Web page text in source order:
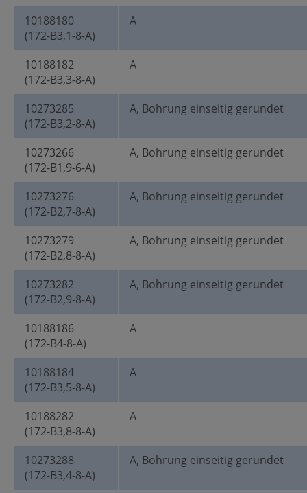
10188180
(172-B3,1-8-A)
A
10188182
(172-B3,3-8-A)
A
10273285
(172-B3,2-8-A)
A, Bohrung einseitig gerundet
10273266
(172-B1,9-6-A)
A, Bohrung einseitig gerundet
10273276
(172-B2,7-8-A)
A, Bohrung einseitig gerundet
10273279
(172-B2,8-8-A)
A, Bohrung einseitig gerundet
10273282
(172-B2,9-8-A)
A, Bohrung einseitig gerundet
10188186
(172-B4-8-A)
A
10188184
(172-B3,5-8-A)
A
10188282
(172-B3,8-8-A)
A
10273288
(172-B3,4-8-A)
A, Bohrung einseitig gerundet